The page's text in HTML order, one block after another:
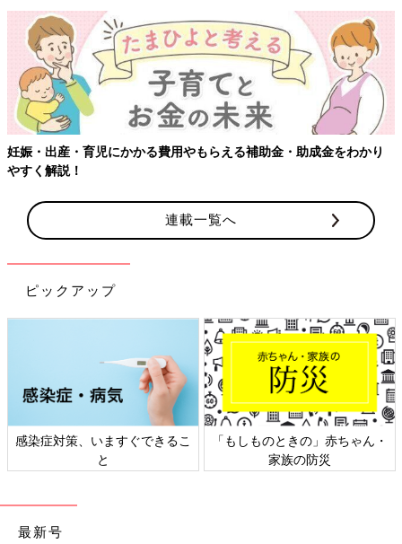
【ワクチン接種できるものも】妊婦の感染症対策、知っておいて！
連載一覧へ
ピックアップ
日本外来小児科学会リーフレッ
ト検討会
六星占術 細木かおりさんの人生
相談
最新号